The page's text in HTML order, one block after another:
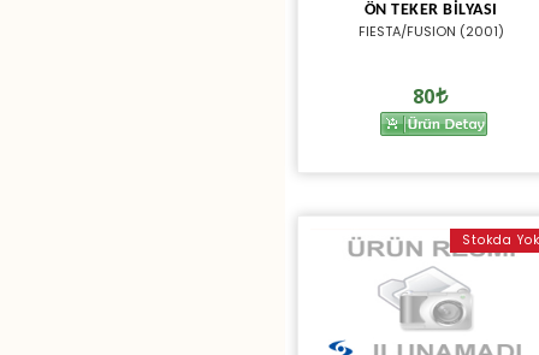
ÖN TEKER BİLYASI
FIESTA/FUSION (2001)
80
Stokda Yok